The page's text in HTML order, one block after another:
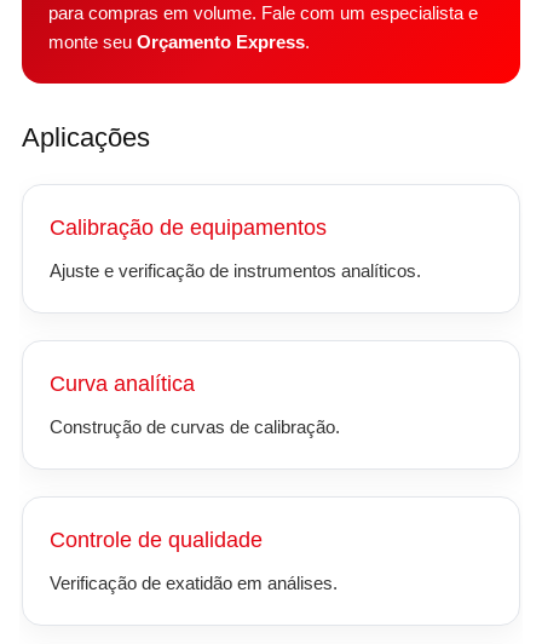
para compras em volume. Fale com um especialista e
monte seu Orçamento Express.
Aplicações
Calibração de equipamentos
Ajuste e verificação de instrumentos analíticos.
Curva analítica
Construção de curvas de calibração.
Controle de qualidade
Verificação de exatidão em análises.